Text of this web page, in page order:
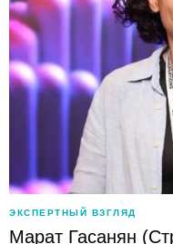
ЭКСПЕРТНЫЙ ВЗГЛЯД
Марат Гасанян